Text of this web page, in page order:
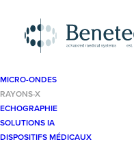
MICRO-ONDES
RAYONS-X
ECHOGRAPHIE
SOLUTIONS IA
DISPOSITIFS MÉDICAUXFLUOROSCOPIE